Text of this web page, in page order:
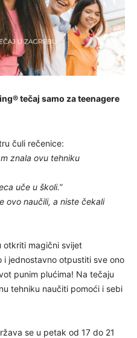
tečaj samo za teenagere
čuli rečenice:
znala ovu tehniku
uče u školi.”
ovo naučili, a niste čekali
otkriti magični svijet
i jednostavno otpustiti sve ono
punim plućima! Na tečaju
tehniku naučiti pomoći i sebi
se u petak od 17 do 21